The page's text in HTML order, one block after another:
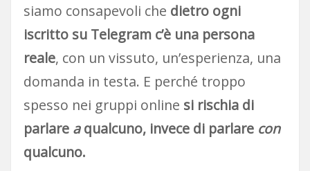
siamo consapevoli che dietro ogni
iscritto su Telegram c’è una persona
reale, con un vissuto, un’esperienza, una
domanda in testa. E perché troppo
spesso nei gruppi online si rischia di
parlare aqualcuno, invece di parlare con
qualcuno.